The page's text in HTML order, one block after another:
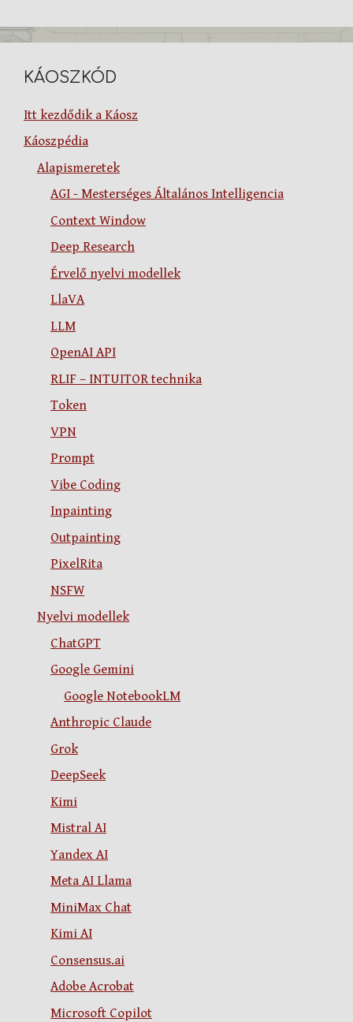
KÁOSZKÓD
Itt kezdődik a Káosz
Káoszpédia
Alapismeretek
AGI - Mesterséges Általános Intelligencia
Context Window
Deep Research
Érvelő nyelvi modellek
LlaVA
LLM
OpenAI API
RLIF – INTUITOR technika
Token
VPN
Prompt
Vibe Coding
Inpainting
Outpainting
PixelRita
NSFW
Nyelvi modellek
ChatGPT
Google Gemini
Google NotebookLM
Anthropic Claude
Grok
DeepSeek
Kimi
Mistral AI
Yandex AI
Meta AI Llama
MiniMax Chat
Kimi AI
Consensus.ai
Adobe Acrobat
Microsoft Copilot